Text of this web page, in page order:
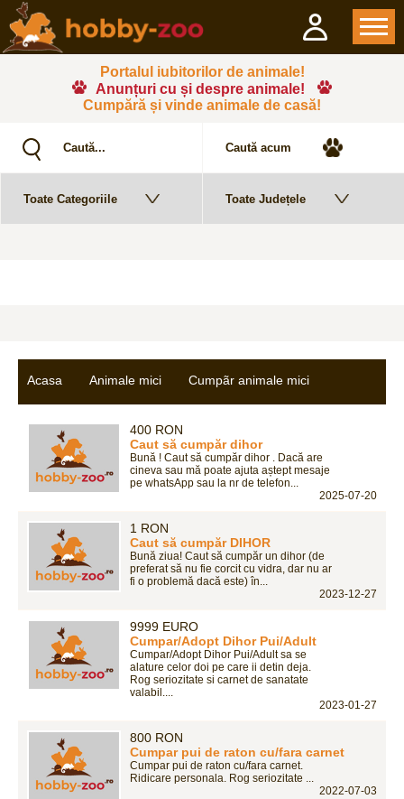
Portalul iubitorilor de animale!
Anunțuri cu și despre animale!
Cumpără și vinde animale de casă!
Acasa Animale mici Cumpãr animale mici
400 RON
Caut să cumpăr dihor
Bună ! Caut să cumpăr dihor . Dacă are
cineva sau mă poate ajuta aștept mesaje
pe whatsApp sau la nr de telefon...
2025-07-20
1 RON
Caut să cumpăr DIHOR
Bună ziua! Caut să cumpăr un dihor (de
preferat să nu fie corcit cu vidra, dar nu ar
fi o problemă dacă este) în...
2023-12-27
9999 EURO
Cumpar/Adopt Dihor Pui/Adult
Cumpar/Adopt Dihor Pui/Adult sa se
alature celor doi pe care ii detin deja.
Rog seriozitate si carnet de sanatate
valabil....
2023-01-27
800 RON
Cumpar pui de raton cu/fara carnet
Cumpar pui de raton cu/fara carnet.
Ridicare personala. Rog seriozitate ...
2022-07-03